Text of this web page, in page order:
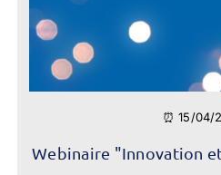
⏰ 15/04/
Webinaire "Innovation